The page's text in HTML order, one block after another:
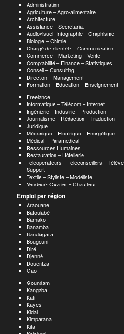
Administration
Agriculture – Agro-alimentaire
Architecture
Assistance – Secrétariat
Audiovisuel- Infographie – Graphisme
Biologie – Chimie
Chargé de clientèle – Communication
Commerce – Marketing – Vente
Comptabilité – Finance – Statistiques
Conseil – Consulting
Direction – Management
Formation – Education – Enseignement
Freelance
Informatique – Télécom – Internet
Ingénierie – Industrie – Production
Journalisme – Rédaction – Traduction
Juridique
Mécanique – Electrique – Energétique
Médical – Paramedical
Ressources Humaines
Restauration – Hôtellerie
Téléoperateurs – Téléconseillers –
Support
Textile – Styliste – Modéliste
Vendeur- Ouvrier – Chauffeur
Emploi par région
Araouane
Bafoulabé
Bamako
Banamba
Bandiagara
Bougouni
Diré
Djenné
Douentza
Gao
Goundam
Kangaba
Kati
Kayes
Kidal
Kimparana
Kita